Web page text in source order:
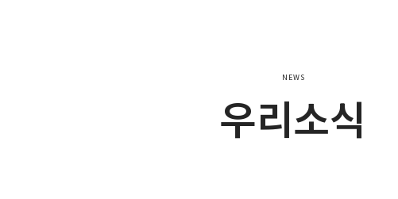
NEWS
우리소식